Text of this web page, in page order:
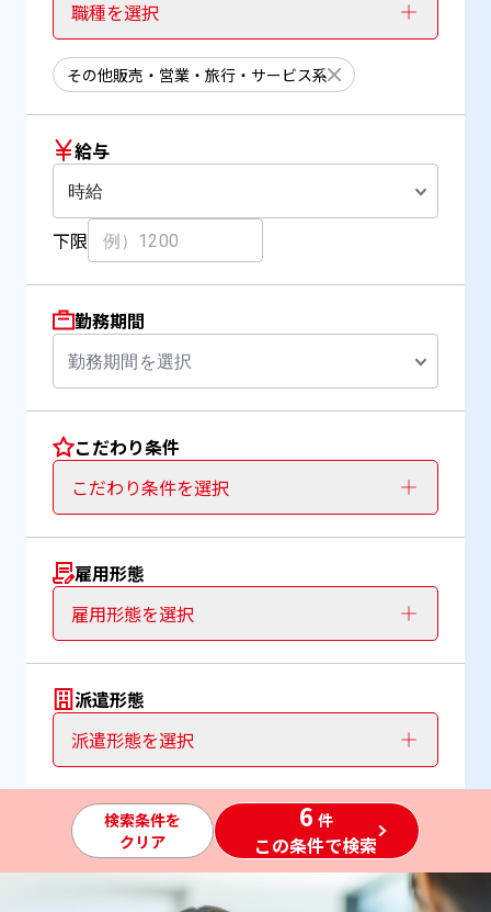
職種を選択
その他販売・営業・旅行・サービス系
給与
時給
下限
勤務期間
勤務期間を選択
こだわり条件
こだわり条件を選択
雇用形態
雇用形態を選択
派遣形態
派遣形態を選択
検索条件を
クリア
6 件
この条件で検索